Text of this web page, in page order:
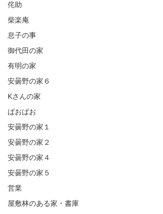
侘助
柴楽庵
息子の事
御代田の家
有明の家
安曇野の家６
Kさんの家
ぱおぱお
安曇野の家１
安曇野の家２
安曇野の家４
安曇野の家５
営業
屋敷林のある家・書庫